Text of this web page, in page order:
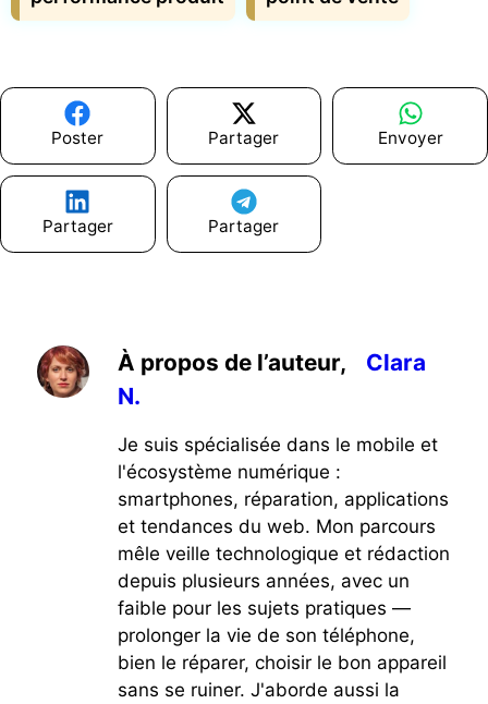
Poster Partager Envoyer
Partager Partager
À propos de l’auteur,
Clara
N.
Je suis spécialisée dans le mobile et
l'écosystème numérique :
smartphones, réparation, applications
et tendances du web. Mon parcours
mêle veille technologique et rédaction
depuis plusieurs années, avec un
faible pour les sujets pratiques —
prolonger la vie de son téléphone,
bien le réparer, choisir le bon appareil
sans se ruiner. J'aborde aussi la